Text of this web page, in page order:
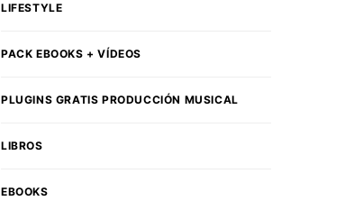
LIFESTYLE
PACK EBOOKS + VÍDEOS
PLUGINS GRATIS PRODUCCIÓN MUSICAL
LIBROS
EBOOKS